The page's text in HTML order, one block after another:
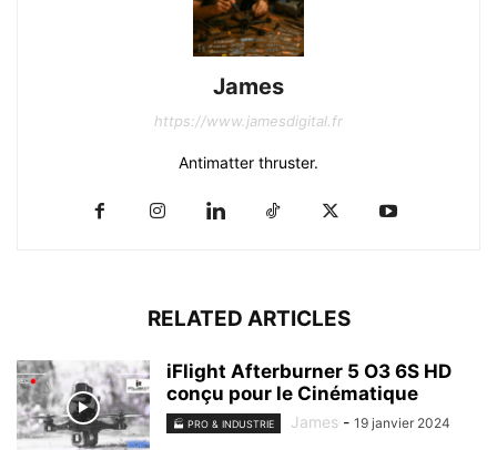
James
https://www.jamesdigital.fr
Antimatter thruster.
RELATED ARTICLES
iFlight Afterburner 5 O3 6S HD
conçu pour le Cinématique
🏭 PRO & INDUSTRIE James - 19 janvier 2024